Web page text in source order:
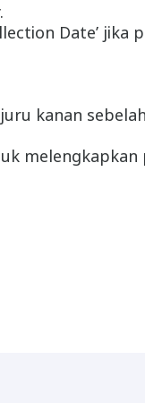
Date’ jika
kanan
melengkapkan